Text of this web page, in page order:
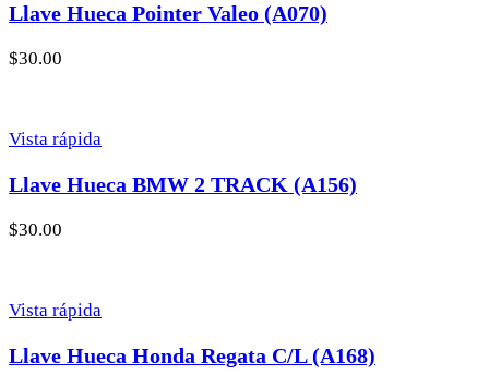
Llave Hueca Pointer Valeo (A070)
$30.00
Vista rápida
Llave Hueca BMW 2 TRACK (A156)
$30.00
Vista rápida
Llave Hueca Honda Regata C/L (A168)